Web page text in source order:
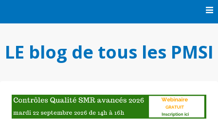
LE blog de tous les PMSI